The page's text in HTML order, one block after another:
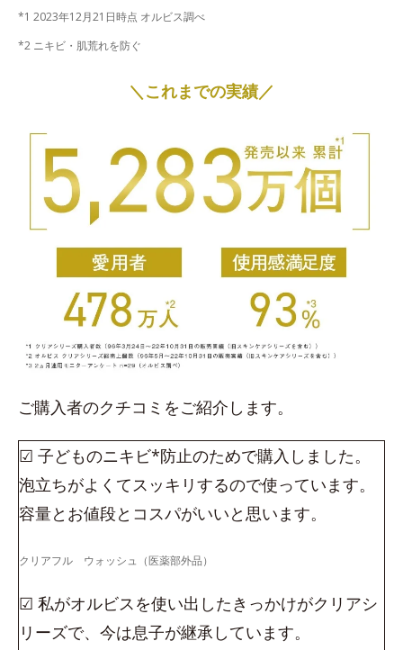
*1 2023年12月21日時点 オルビス調べ
*2 ニキビ・肌荒れを防ぐ
＼これまでの実績／
ご購入者のクチコミをご紹介します。
☑ 子どものニキビ*防止のためで購入しました。
泡立ちがよくてスッキリするので使っています。
容量とお値段とコスパがいいと思います。
クリアフル ウォッシュ（医薬部外品）
☑ 私がオルビスを使い出したきっかけがクリアシ
リーズで、今は息子が継承しています。